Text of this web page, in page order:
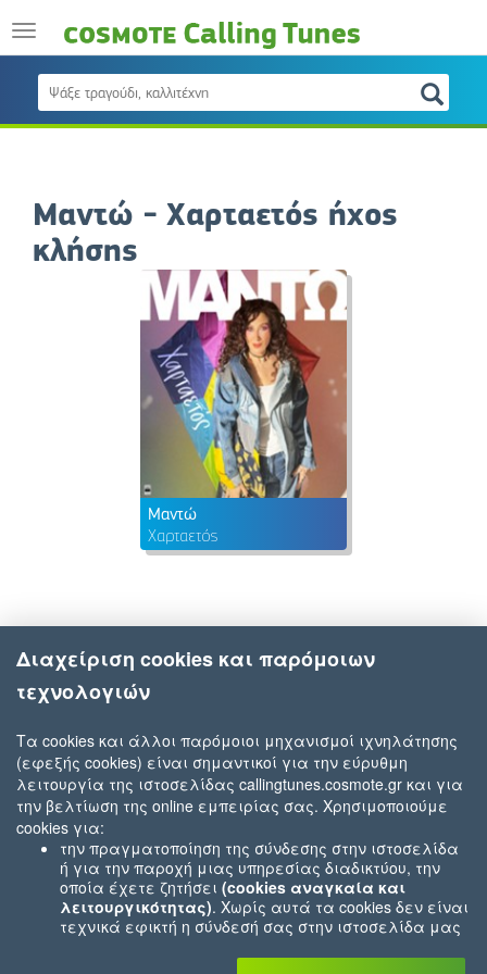
Μαντώ - Χαρταετός ήχος
κλήσης
Μαντώ
Χαρταετός
Διαχείριση cookies και παρόμοιων
τεχνολογιών
Τα cookies και άλλοι παρόμοιοι μηχανισμοί ιχνηλάτησης
(εφεξής cookies) είναι σημαντικοί για την εύρυθμη
λειτουργία της ιστοσελίδας callingtunes.cosmote.gr και για
την βελτίωση της online εμπειρίας σας. Χρησιμοποιούμε
cookies για:
την πραγματοποίηση της σύνδεσης στην ιστοσελίδα
ή για την παροχή μιας υπηρεσίας διαδικτύου, την
οποία έχετε ζητήσει (cookies αναγκαία και
λειτουργικότητας). Χωρίς αυτά τα cookies δεν είναι
τεχνικά εφικτή η σύνδεσή σας στην ιστοσελίδα μας
που εσείς μας ζητήσατε (π.χ.cookies που αφορούν